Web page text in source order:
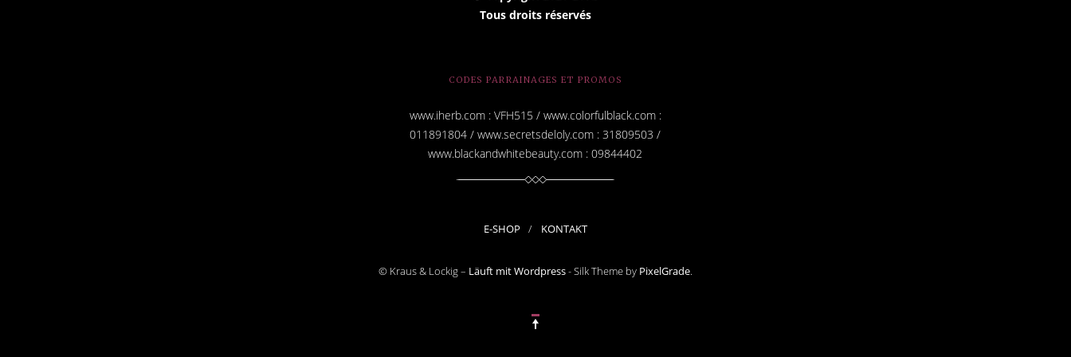
Tous droits réservés
CODES PARRAINAGES ET PROMOS
www.iherb.com : VFH515 / www.colorfulblack.com :
011891804 / www.secretsdeloly.com : 31809503 /
www.blackandwhitebeauty.com : 09844402
E-SHOP KONTAKT
© Kraus & Lockig – Läuft mit Wordpress-Silk Theme by PixelGrade.